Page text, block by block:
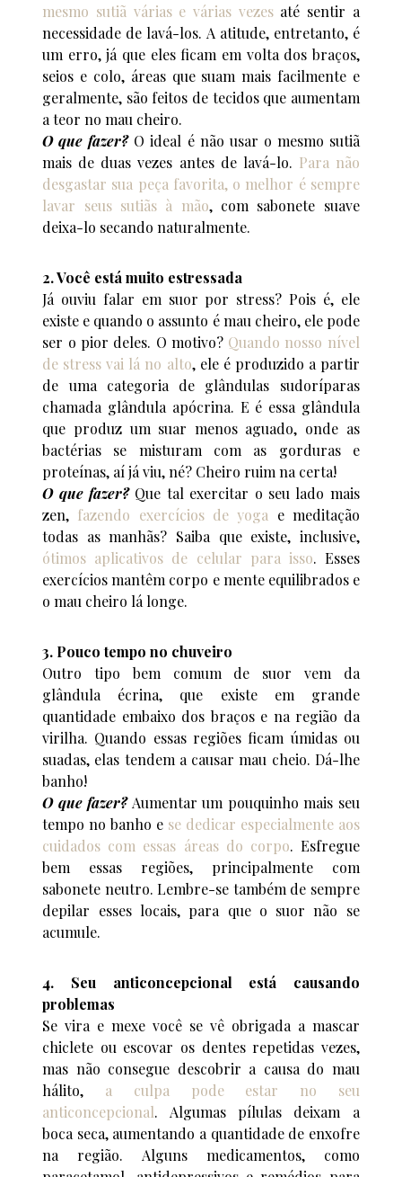
mesmo sutiã várias e várias vezesaté sentir a
necessidade de lavá-los. A atitude, entretanto, é
um erro, já que eles ficam em volta dos braços,
seios e colo, áreas que suam mais facilmente e
geralmente, são feitos de tecidos que aumentam
a teor no mau cheiro.
O que fazer?O ideal é não usar o mesmo sutiã
mais de duas vezes antes de lavá-lo. Para não
desgastar sua peça favorita, o melhor é sempre
lavar seus sutiãs à mão, com sabonete suave
deixa-lo secando naturalmente.
2. Você está muito estressada
Já ouviu falar em suor por stress? Pois é, ele
existe e quando o assunto é mau cheiro, ele pode
ser o pior deles. O motivo? Quando nosso nível
de stress vai lá no alto, ele é produzido a partir
de uma categoria de glândulas sudoríparas
chamada glândula apócrina. E é essa glândula
que produz um suar menos aguado, onde as
bactérias se misturam com as gorduras e
proteínas, aí já viu, né? Cheiro ruim na certa!
O que fazer?Que tal exercitar o seu lado mais
zen, fazendo exercícios de yoga e meditação
todas as manhãs? Saiba que existe, inclusive,
ótimos aplicativos de celular para isso. Esses
exercícios mantêm corpo e mente equilibrados e
o mau cheiro lá longe.
3. Pouco tempo no chuveiro
Outro tipo bem comum de suor vem da
glândula écrina, que existe em grande
quantidade embaixo dos braços e na região da
virilha. Quando essas regiões ficam úmidas ou
suadas, elas tendem a causar mau cheio. Dá-lhe
banho!
O que fazer?Aumentar um pouquinho mais seu
tempo no banho e se dedicar especialmente aos
cuidados com essas áreas do corpo. Esfregue
bem essas regiões, principalmente com
sabonete neutro. Lembre-se também de sempre
depilar esses locais, para que o suor não se
acumule.
4. Seu anticoncepcional está causando
problemas
Se vira e mexe você se vê obrigada a mascar
chiclete ou escovar os dentes repetidas vezes,
mas não consegue descobrir a causa do mau
hálito, a culpa pode estar no seu
anticoncepcional. Algumas pílulas deixam a
boca seca, aumentando a quantidade de enxofre
na região. Alguns medicamentos, como